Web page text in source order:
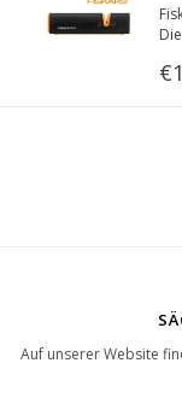
Auf unserer Website